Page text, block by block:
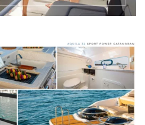
VIEW